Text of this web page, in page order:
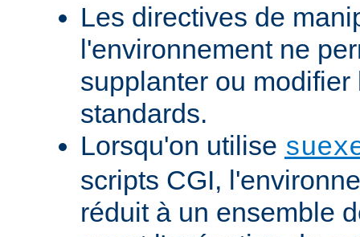
Les directives de
l'environnement ne
supplanter ou
standards.
Lorsqu'on utilise
scripts CGI,
réduit à un ensemble